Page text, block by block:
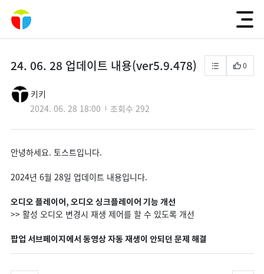
24. 06. 28 업데이트 내용(ver5.9.478) 0
키키
2024. 06. 28 18:00
조회수 292
안녕하세요. 토스트입니다.
2024년 6월 28일 업데이트 내용입니다.
오디오 플레이어, 오디오 싱크플레이어 기능 개선
>> 활성 오디오 변경시 재생 제어를 할 수 있도록 개선
팝업 서브페이지에서 동영상 자동 재생이 안되던 문제 해결